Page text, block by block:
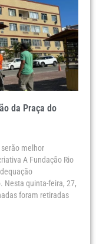
da Praça do
melhor
A Fundação Rio
Nesta quinta-feira, 27,
foram retiradas